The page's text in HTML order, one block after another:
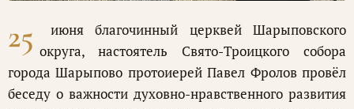
25
июня благочинный церквей Шарыповского
округа, настоятель Свято-Троицкого собора
города Шарыпово протоиерей Павел Фролов провёл
беседу о важности духовно-нравственного развития